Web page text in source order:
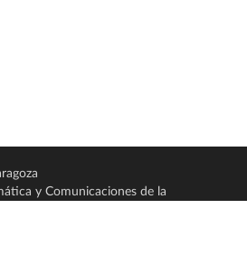
y Comunicaciones de la